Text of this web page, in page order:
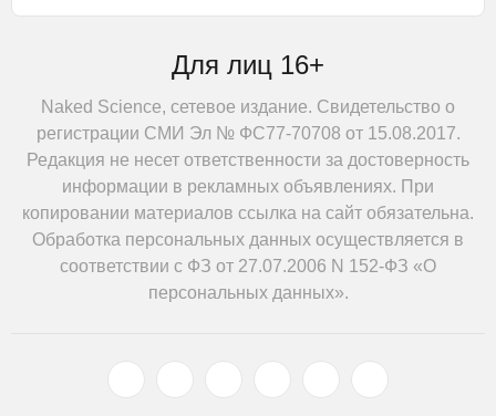
Для лиц 16+
Naked Science, сетевое издание. Свидетельство о
регистрации СМИ Эл № ФС77-70708 от 15.08.2017.
Редакция не несет ответственности за достоверность
информации в рекламных объявлениях. При
копировании материалов ссылка на сайт обязательна.
Обработка персональных данных осуществляется в
соответствии с ФЗ от 27.07.2006 N 152-ФЗ «О
персональных данных».